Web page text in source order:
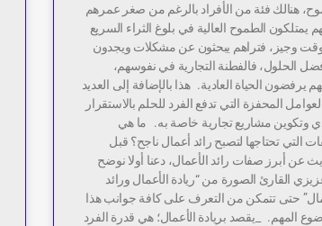
هنالك فئة من الأفراد بالرغم من صغر عمرهم
يمتلكون الطموح العالية في بلوغ الثراء السريع
وجيز، فتراهم يبحثون عن مشكلات ويجدون
الحلول، فالفطنة التجارية في نفوسهم،
يرفضون الحياة العادية. هذا بالإضافة إلى العديد
المحفزة التي تدفع الفرد للحلم بالاستقرار
وتكوين مشاريع تجارية خاصة به. ما هي
التي تحتاجها لتصبح رائد أعمال ناجح؟ قبل
عن أبرز صفات رائد الأعمال، دعنا أولا نوضح
القارئ الصورة من “ريادة الأعمال ورائد
حتى تتمكن من التعرف على كافة جوانب هذا
المهم. _يقصد بريادة الأعمال؛ هي قدرة الفرد